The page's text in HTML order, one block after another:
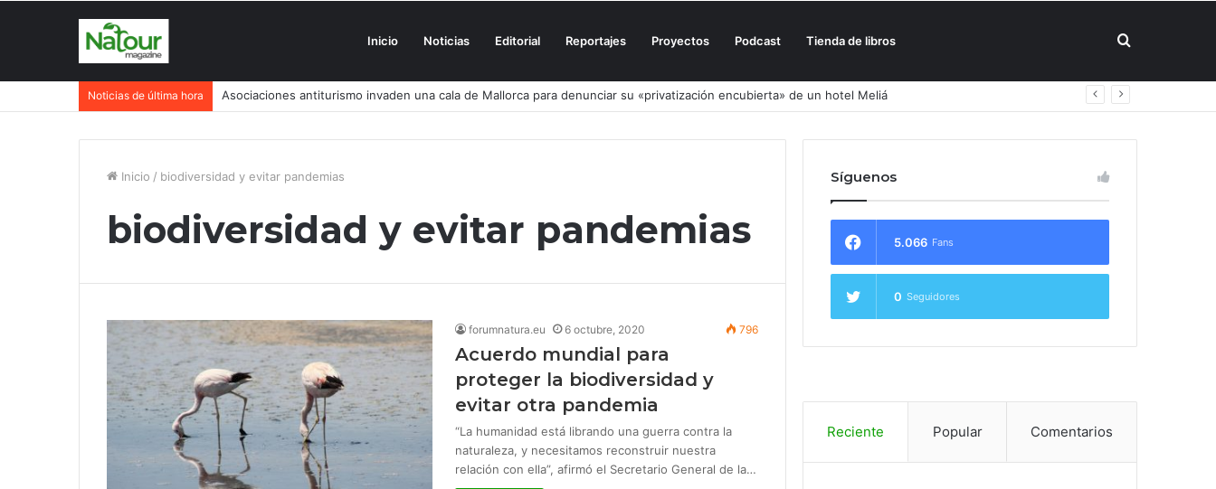
Inicio Noticias Editorial Reportajes Proyectos Podcast Tienda de libros Buscar
Noticias de última hora Asociaciones antiturismo invaden una cala de Mallorca para denunciar su «privatización encubierta» de un hotel Meliá
Inicio / biodiversidad y evitar pandemias
biodiversidad y evitar pandemias
forumnatura.eu 6 octubre, 2020 796
Acuerdo mundial para
proteger la biodiversidad y
evitar otra pandemia
“La humanidad está librando una guerra contra la
naturaleza, y necesitamos reconstruir nuestra
relación con ella”, afirmó el Secretario General de la…
Síguenos
5.066 Fans
0 Seguidores
Reciente Popular Comentarios